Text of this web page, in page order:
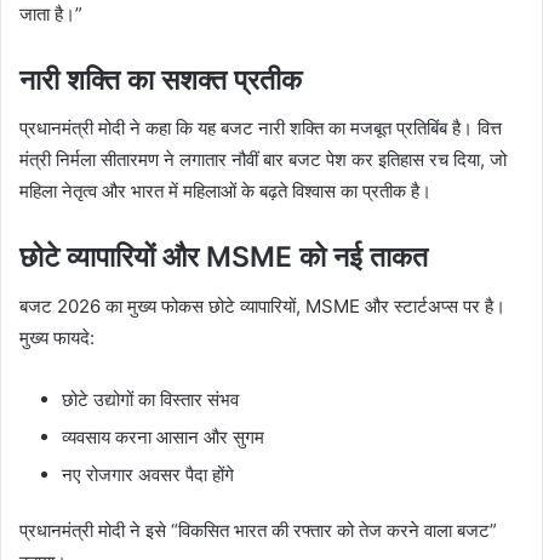
जाता है।”
नारी शक्ति का सशक्त प्रतीक
प्रधानमंत्री मोदी ने कहा कि यह बजट नारी शक्ति का मजबूत प्रतिबिंब है। वित्त
मंत्री निर्मला सीतारमण ने लगातार नौवीं बार बजट पेश कर इतिहास रच दिया, जो
महिला नेतृत्व और भारत में महिलाओं के बढ़ते विश्वास का प्रतीक है।
छोटे व्यापारियों और MSME को नई ताकत
बजट 2026 का मुख्य फोकस छोटे व्यापारियों, MSME और स्टार्टअप्स पर है।
मुख्य फायदे:
छोटे उद्योगों का विस्तार संभव
व्यवसाय करना आसान और सुगम
नए रोजगार अवसर पैदा होंगे
प्रधानमंत्री मोदी ने इसे “विकसित भारत की रफ्तार को तेज करने वाला बजट”